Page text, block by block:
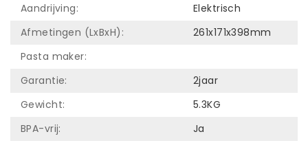
Aandrijving:
Elektrisch
Afmetingen (LxBxH):
261x171x398mm
Pasta maker:
Garantie:
2jaar
Gewicht:
5.3KG
BPA-vrij:
Ja